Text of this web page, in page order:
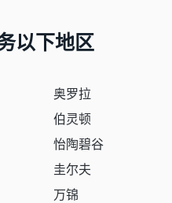
以下地区
奥罗拉
伯灵顿
怡陶碧谷
圭尔夫
万锦